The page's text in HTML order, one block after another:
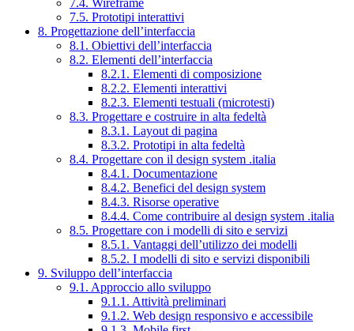
7.4. Wireframe
7.5. Prototipi interattivi
8. Progettazione dell’interfaccia
8.1. Obiettivi dell’interfaccia
8.2. Elementi dell’interfaccia
8.2.1. Elementi di composizione
8.2.2. Elementi interattivi
8.2.3. Elementi testuali (microtesti)
8.3. Progettare e costruire in alta fedeltà
8.3.1. Layout di pagina
8.3.2. Prototipi in alta fedeltà
8.4. Progettare con il design system .italia
8.4.1. Documentazione
8.4.2. Benefici del design system
8.4.3. Risorse operative
8.4.4. Come contribuire al design system .italia
8.5. Progettare con i modelli di sito e servizi
8.5.1. Vantaggi dell’utilizzo dei modelli
8.5.2. I modelli di sito e servizi disponibili
9. Sviluppo dell’interfaccia
9.1. Approccio allo sviluppo
9.1.1. Attività preliminari
9.1.2. Web design responsivo e accessibile